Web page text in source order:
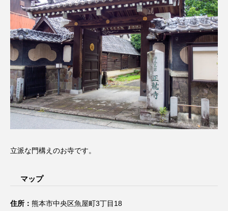
立派な門構えのお寺です。
マップ
住所： 熊本市中央区魚屋町3丁目18